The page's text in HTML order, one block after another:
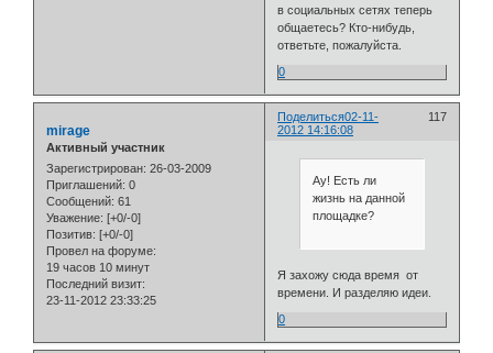
в социальных сетях теперь
общаетесь? Кто-нибудь,
ответьте, пожалуйста.
0
Поделиться 117
02-11-
2012 14:16:08
mirage
Активный участник
Зарегистрирован: 26-03-2009
Приглашений: 0
Сообщений: 61
Уважение: [+0/-0]
Позитив: [+0/-0]
Провел на форуме:
19 часов 10 минут
Последний визит:
23-11-2012 23:33:25
Ау! Есть ли
жизнь на данной
площадке?
Я захожу сюда время от
времени. И разделяю идеи.
0